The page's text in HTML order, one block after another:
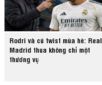
Rodri và cú twist mùa hè: Real
Madrid thua không chỉ một
thương vụ